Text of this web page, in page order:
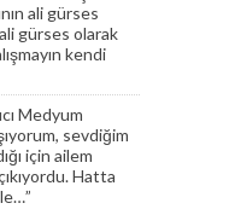
ali gürses
gürses olarak
kendi
Medyum
sevdiğim
için ailem
Hatta
”